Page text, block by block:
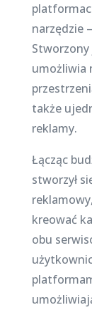
narzędzie
umożliwia
także
reklamy.
Łącząc
stworzył
kreować
obu